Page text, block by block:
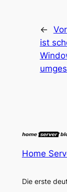
←
ist
Home
Die erste